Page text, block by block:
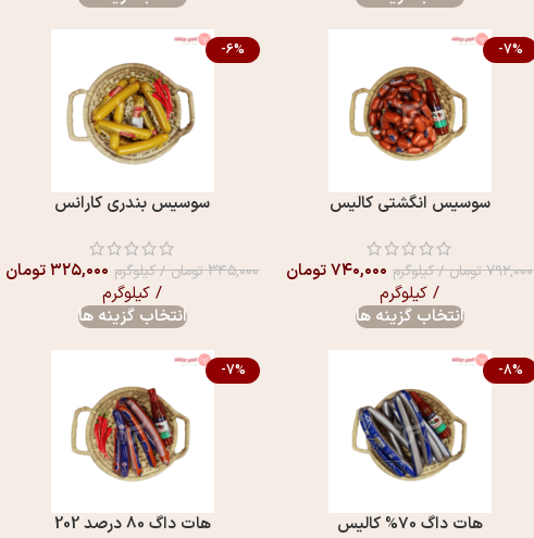
-7%
سوسیس انگشتی کالیس
۷۹۲,۰۰۰تومان/ کیلوگرم ۷۴۰,۰۰۰تومان
/ کیلوگرم
انتخاب گزینه ها
-6%
سوسیس بندری کارانس
۳۴۵,۰۰۰تومان/ کیلوگرم ۳۲۵,۰۰۰تومان
/ کیلوگرم
انتخاب گزینه ها
-8%
هات داگ 70% کالیس
-7%
هات داگ 80 درصد 202